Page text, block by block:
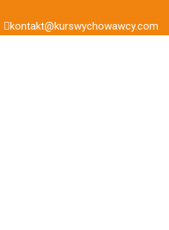
kontakt@kurswychowawcy.com